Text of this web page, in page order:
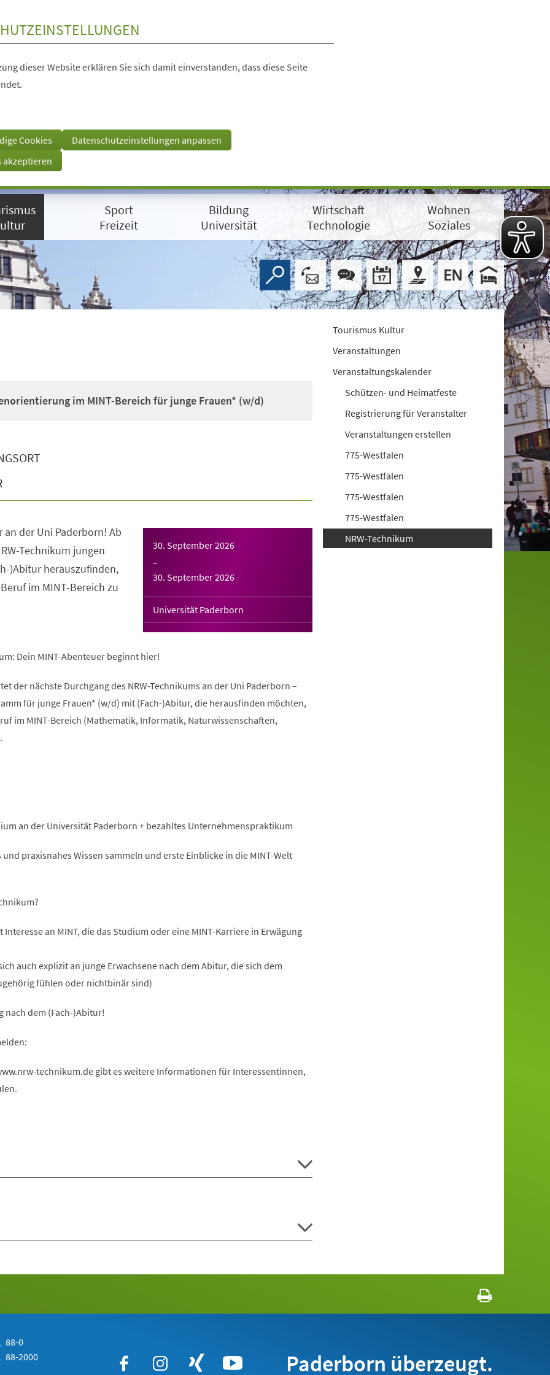
dieser Website erklären Sie sich damit einverstanden, dass diese Seite
Cookies
Datenschutzeinstellungen anpassen
akzeptieren
Sport
Freizeit
Bildung
Universität
Wirtschaft
Technologie
Wohnen
Soziales
im MINT-Bereich für junge Frauen* (w/d)
30. September 2026
–
30. September 2026
Universität Paderborn
an der Uni Paderborn! Ab
Technikum jungen
)Abitur herauszufinden,
im MINT-Bereich zu
Dein MINT-Abenteuer beginnt hier!
der nächste Durchgang des NRW-Technikums an der Uni Paderborn –
für junge Frauen* (w/d) mit (Fach-)Abitur, die herausfinden möchten,
im MINT-Bereich (Mathematik, Informatik, Naturwissenschaften,
an der Universität Paderborn + bezahltes Unternehmenspraktikum
praxisnahes Wissen sammeln und erste Einblicke in die MINT-Welt
an MINT, die das Studium oder eine MINT-Karriere in Erwägung
auch explizit an junge Erwachsene nach dem Abitur, die sich dem
fühlen oder nichtbinär sind)
dem (Fach-)Abitur!
technikum.de gibt es weitere Informationen für Interessentinnen,
Tourismus Kultur
Veranstaltungen
Veranstaltungskalender
Schützen- und Heimatfeste
Registrierung für Veranstalter
Veranstaltungen erstellen
775-Westfalen
775-Westfalen
775-Westfalen
775-Westfalen
NRW-Technikum
88-0
88-2000 Paderborn überzeugt.